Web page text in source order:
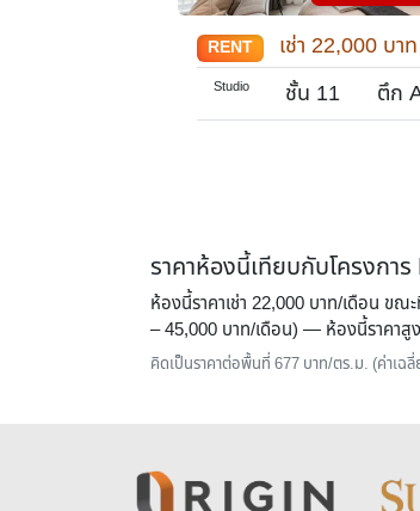
RENT เช่า 22,000บาท
Studio ชั้น 11 ตึก
ราคาห้องนี้เทียบกับโครงกา
ห้องนี้ราคาเช่า 22,000 บาท/เดือน ข
– 45,000 บาท/เดือน) — ห้องนี้ราคาสู
คิดเป็นราคาต่อพื้นที่ 677 บาท/ตร.ม. (ค่าเฉ